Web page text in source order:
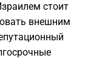
стоит
внешним